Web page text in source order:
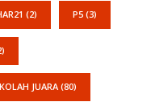
(2) P5 (3)
JUARA(80)